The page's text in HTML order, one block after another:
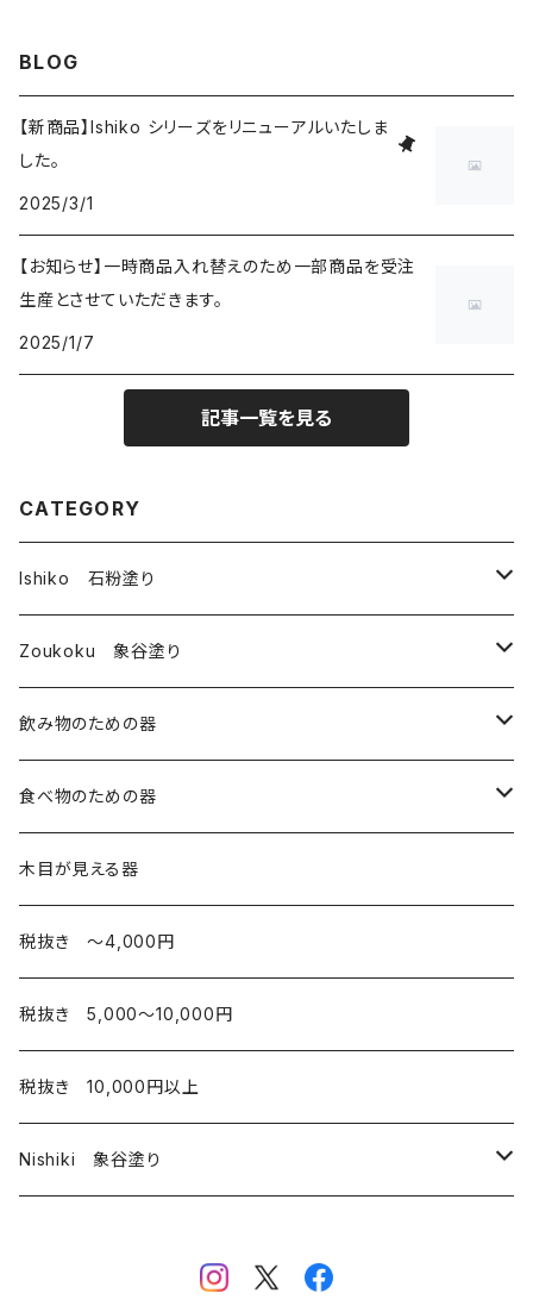
BLOG
【新商品】Ishiko シリーズをリニューアルいたしま
した。
2025/3/1
【お知らせ】一時商品入れ替えのため一部商品を受注
生産とさせていただきます。
2025/1/7
記事一覧を見る
CATEGORY
Ishiko 石粉塗り
皿
コップ
箸・その他
椀
弁当箱
Zoukoku 象谷塗り
酒器
コップ
飲み物のための器
コップ・湯のみ
酒器
食べ物のための器
皿
カップ
お椀
弁当箱
木目が見える器
税抜き 〜4,000円
税抜き 5,000〜10,000円
税抜き 10,000円以上
Nishiki 象谷塗り